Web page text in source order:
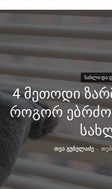
ᲡᲐᲮᲚᲘ ᲓᲐ
4 მეთოდი
როგორ
თეა გუბელაძე -